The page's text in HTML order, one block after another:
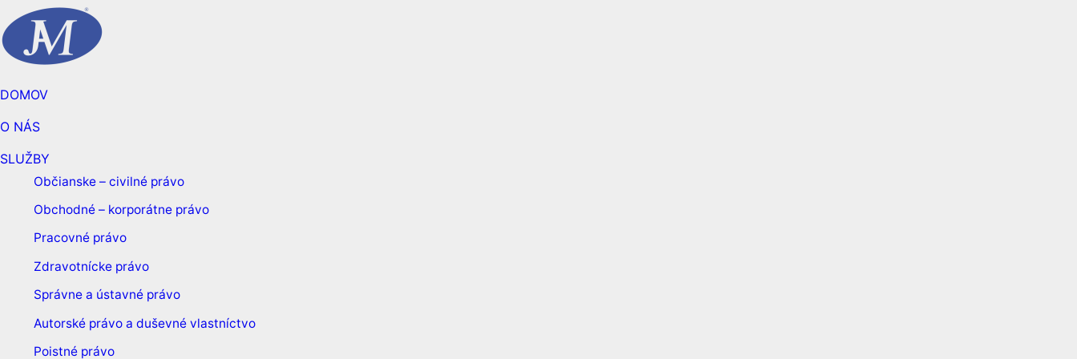
DOMOV
O NÁS
SLUŽBY
Občianske – civilné právo
Obchodné – korporátne právo
Pracovné právo
Zdravotnícke právo
Správne a ústavné právo
Autorské právo a duševné vlastníctvo
Poistné právo